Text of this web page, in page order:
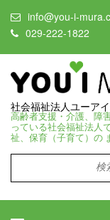
info@you-i-
029-222-1822
社会福祉法人ユーア
高齢者支援・介護、障
っている社会福祉法人
祉、保育（子育て）の
検
索: